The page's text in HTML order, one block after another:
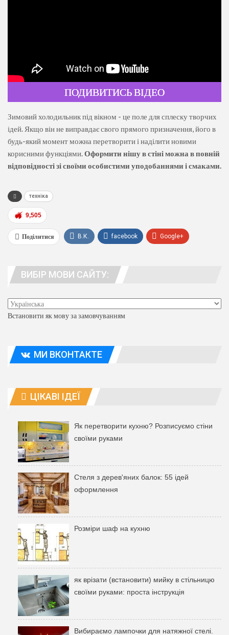
ПОДИВИТИСЬ ВІДЕО
Зимовий холодильник під вікном - це поле для сплеску творчих
ідей. Якщо він не виправдає свого прямого призначення, його в
будь-який момент можна перетворити і наділити новими
корисними функціями.Оформити нішу в стіні можна в повній
відповідності зі своїми особистими уподобаннями і смаками.
техніка
9,505
Поділитися В.К. facebook Google+
люди. адреса
ВИБІР МОВИ САЙТУ:
Встановити як мову за замовчуванням
МИ ВКОНТАКТЕ
ЦІКАВІ ІДЕЇ
Як перетворити кухню? Розписуємо стіни
своїми руками
Стеля з дерев'яних балок: 55 ідей
оформлення
Розміри шаф на кухню
як врізати (встановити) мийку в стільницю
своїми руками: проста інструкція
Вибираємо лампочки для натяжної стелі.